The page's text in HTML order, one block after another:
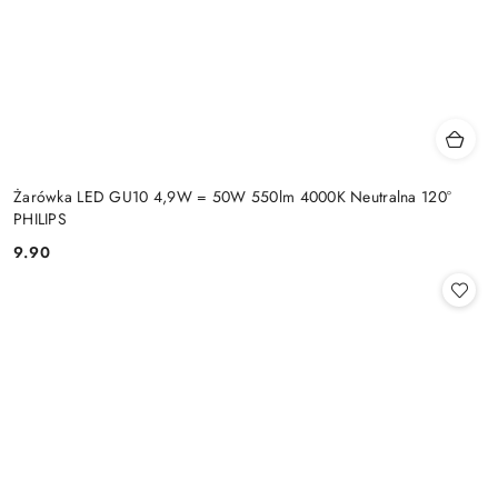
Żarówka LED GU10 4,9W = 50W 550lm 4000K Neutralna 120°
PHILIPS
Cena:
9.90